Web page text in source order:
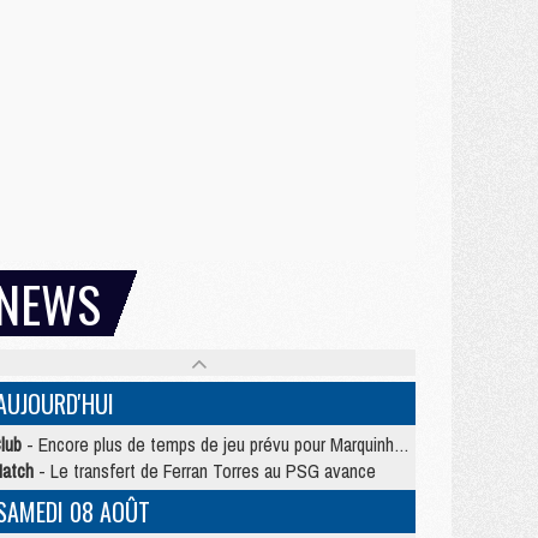
- Encore plus de temps de jeu prévu pour Marquinhos et les Portugais en Supercoupe
- Le transfert de Ferran Torres au PSG avance
08 AOÛT